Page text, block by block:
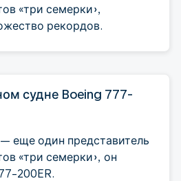
«три семерки»,
рекордов.
судне Boeing 777-
еще один представитель
«три семерки», он
200ER.